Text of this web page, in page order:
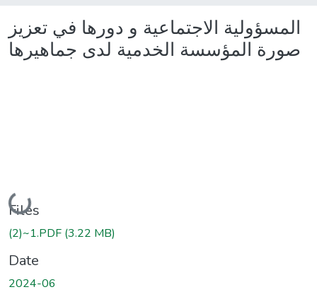
المسؤولية الاجتماعية و دورها في تعزيز
صورة المؤسسة الخدمية لدى جماهيرها
Loading...
Files
(2)~1.PDF (3.22 MB)
Date
2024-06